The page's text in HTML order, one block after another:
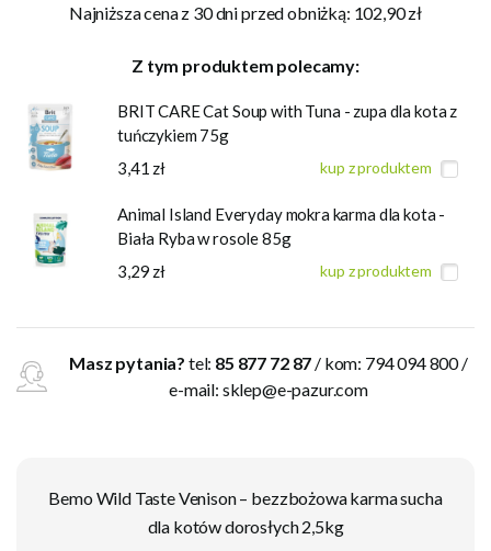
Najniższa cena z 30 dni przed obniżką: 102,90 zł
Z tym produktem polecamy:
BRIT CARE Cat Soup with Tuna - zupa dla kota z
tuńczykiem 75g
3,41 zł
kup z produktem
Animal Island Everyday mokra karma dla kota -
Biała Ryba w rosole 85g
3,29 zł
kup z produktem
Masz pytania? tel: 85 877 72 87 / kom: 794 094 800 /
e-mail: sklep@e-pazur.com
Bemo Wild Taste Venison – bezzbożowa karma sucha
dla kotów dorosłych 2,5kg